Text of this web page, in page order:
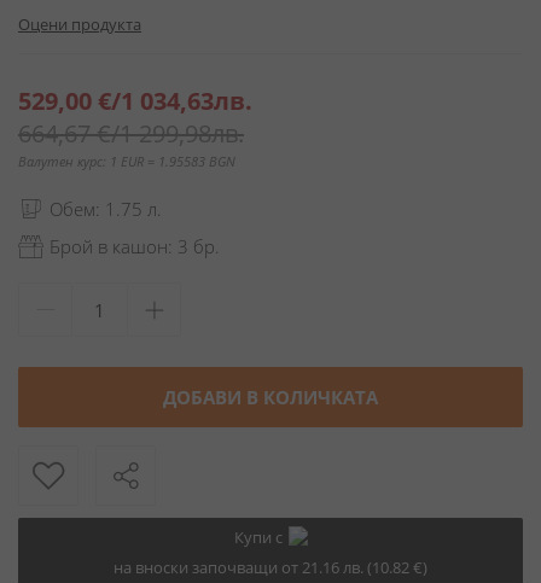
снимки
Оцени продукта
Специална
529,00 €/1 034,63лв.
664,67 €/1 299,98лв.
Валутен курс: 1 EUR = 1.95583 BGN
Обем: 1.75 л.
Брой в кашон: 3 бр.
ДОБАВИ В КОЛИЧКАТА
Купи с
на вноски започващи от 21.16 лв. (10.82 €)